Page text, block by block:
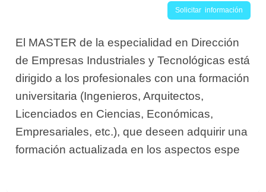
Solicitar información
El MASTER de la especialidad en Dirección
de Empresas Industriales y Tecnológicas está
dirigido a los profesionales con una formación
universitaria (Ingenieros, Arquitectos,
Licenciados en Ciencias, Económicas,
Empresariales, etc.), que deseen adquirir una
formación actualizada en los aspectos espe